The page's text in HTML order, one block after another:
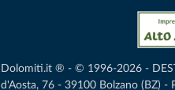
Dolomiti.it ® - © 1996-2026 -
d'Aosta, 76 - 39100 Bolzano (BZ) -